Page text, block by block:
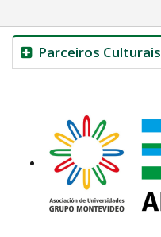
Parceiros Culturais